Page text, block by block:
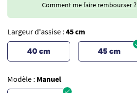
Comment me faire rembourser ?
Largeur d'assise : 45 cm
40 cm 45 cm
Modèle : Manuel